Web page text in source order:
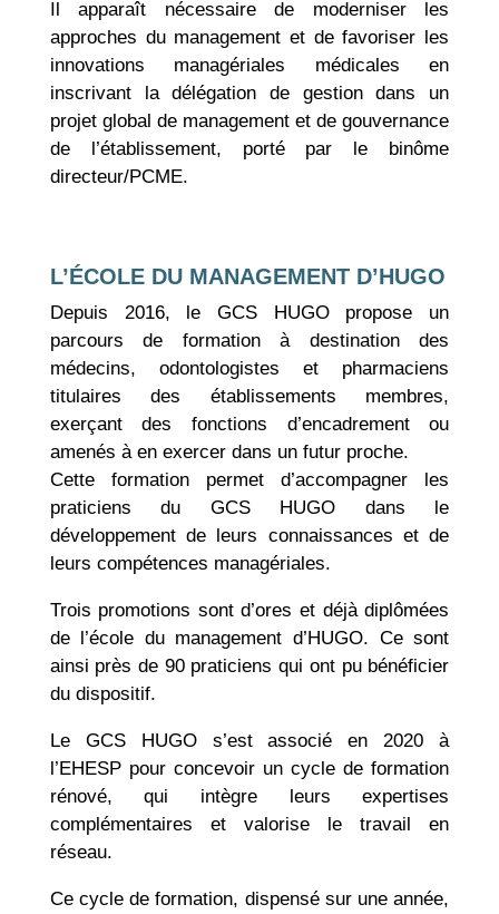
Il apparaît nécessaire de moderniser les
approches du management et de favoriser les
innovations managériales médicales en
inscrivant la délégation de gestion dans un
projet global de management et de gouvernance
de l’établissement, porté par le binôme
directeur/PCME.
L’ÉCOLE DU MANAGEMENT D’HUGO
Depuis 2016, le GCS HUGO propose un
parcours de formation à destination des
médecins, odontologistes et pharmaciens
titulaires des établissements membres,
exerçant des fonctions d’encadrement ou
amenés à en exercer dans un futur proche.
Cette formation permet d’accompagner les
praticiens du GCS HUGO dans le
développement de leurs connaissances et de
leurs compétences managériales.
Trois promotions sont d’ores et déjà diplômées
de l’école du management d’HUGO. Ce sont
ainsi près de 90 praticiens qui ont pu bénéficier
du dispositif.
Le GCS HUGO s’est associé en 2020 à
l’EHESP pour concevoir un cycle de formation
rénové, qui intègre leurs expertises
complémentaires et valorise le travail en
réseau.
Ce cycle de formation, dispensé sur une année,